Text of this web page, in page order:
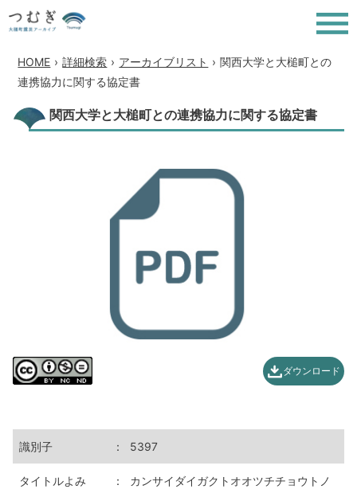
HOME › 詳細検索 › アーカイブリスト › 関西大学と大槌町との
連携協力に関する協定書
関西大学と大槌町との連携協力に関する協定書
ダウンロード
識別子 ： 5397
タイトルよみ ：
カンサイダイガクトオオツチチョウトノ